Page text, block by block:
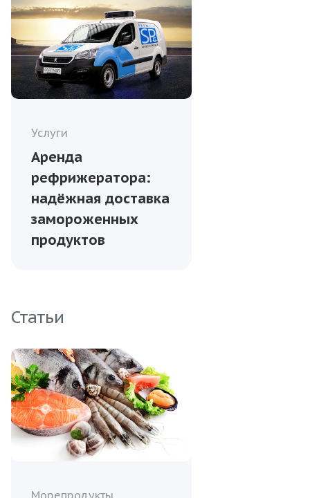
Услуги
Аренда
рефрижератора:
надёжная доставка
замороженных
продуктов
Статьи
Морепродукты